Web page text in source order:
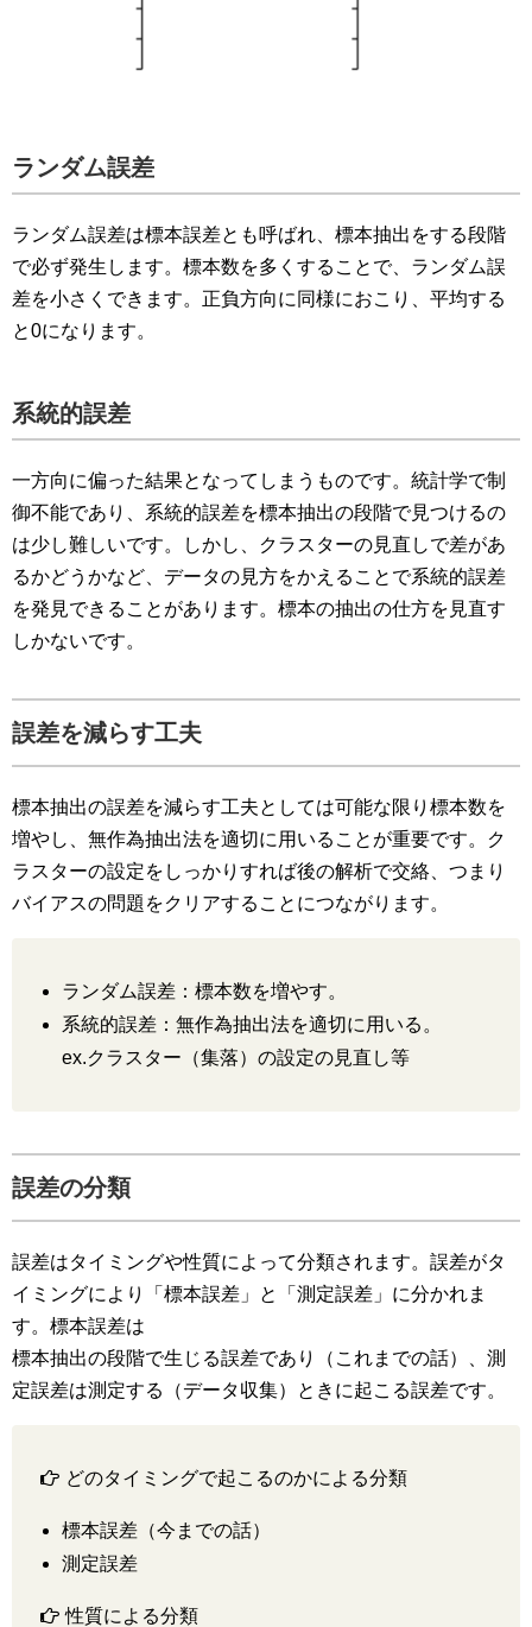
ランダム誤差
ランダム誤差は標本誤差とも呼ばれ、標本抽出をする段階
で必ず発生します。標本数を多くすることで、ランダム誤
差を小さくできます。正負方向に同様におこり、平均する
と0になります。
系統的誤差
一方向に偏った結果となってしまうものです。統計学で制
御不能であり、系統的誤差を標本抽出の段階で見つけるの
は少し難しいです。しかし、クラスターの見直しで差があ
るかどうかなど、データの見方をかえることで系統的誤差
を発見できることがあります。標本の抽出の仕方を見直す
しかないです。
誤差を減らす工夫
標本抽出の誤差を減らす工夫としては可能な限り標本数を
増やし、無作為抽出法を適切に用いることが重要です。ク
ラスターの設定をしっかりすれば後の解析で交絡、つまり
バイアスの問題をクリアすることにつながります。
ランダム誤差：標本数を増やす。
系統的誤差：無作為抽出法を適切に用いる。
ex.クラスター（集落）の設定の見直し等
誤差の分類
誤差はタイミングや性質によって分類されます。誤差がタ
イミングにより「標本誤差」と「測定誤差」に分かれま
す。標本誤差は
標本抽出の段階で生じる誤差であり（これまでの話）、測
定誤差は測定する（データ収集）ときに起こる誤差です。
どのタイミングで起こるのかによる分類
標本誤差（今までの話）
測定誤差
性質による分類